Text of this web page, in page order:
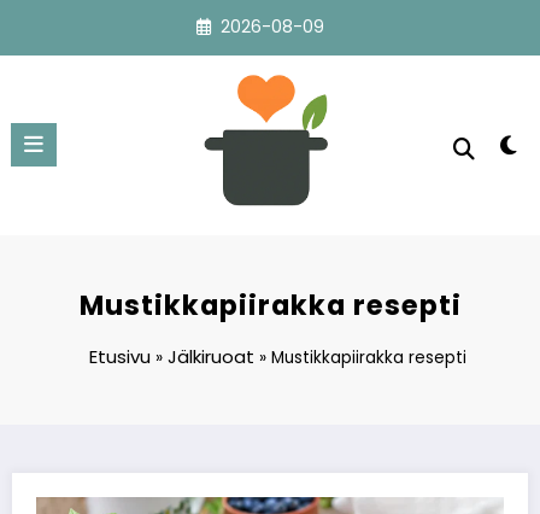
content
2026-08-09
Mustikkapiirakka resepti
Etusivu »Jälkiruoat »Mustikkapiirakka resepti